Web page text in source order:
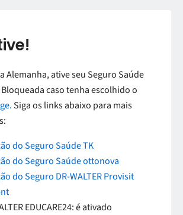
Alemanha, ative seu Seguro Saúde
caso tenha escolhido o
Siga os links abaixo para mais
do Seguro Saúde TK
do Seguro Saúde ottonova
do Seguro DR-WALTER Provisit
EDUCARE24: é ativado